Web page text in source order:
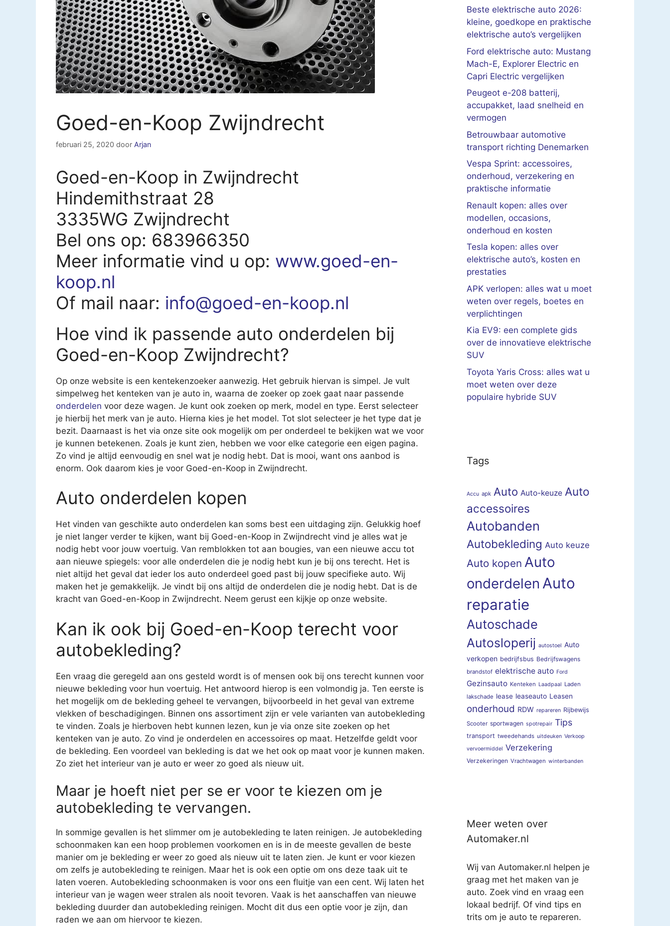
Goed-en-Koop Zwijndrecht
februari 25, 2020 door Arjan
Goed-en-Koop in Zwijndrecht
Hindemithstraat 28
3335WG Zwijndrecht
Bel ons op: 683966350
Meer informatie vind u op: www.goed-en-
koop.nl
Of mail naar: info@goed-en-koop.nl
Hoe vind ik passende auto onderdelen bij
Goed-en-Koop Zwijndrecht?
Op onze website is een kentekenzoeker aanwezig. Het gebruik hiervan is simpel. Je vult
simpelweg het kenteken van je auto in, waarna de zoeker op zoek gaat naar passende
onderdelen voor deze wagen. Je kunt ook zoeken op merk, model en type. Eerst selecteer
je hierbij het merk van je auto. Hierna kies je het model. Tot slot selecteer je het type dat je
bezit. Daarnaast is het via onze site ook mogelijk om per onderdeel te bekijken wat we voor
je kunnen betekenen. Zoals je kunt zien, hebben we voor elke categorie een eigen pagina.
Zo vind je altijd eenvoudig en snel wat je nodig hebt. Dat is mooi, want ons aanbod is
enorm. Ook daarom kies je voor Goed-en-Koop in Zwijndrecht.
Auto onderdelen kopen
Het vinden van geschikte auto onderdelen kan soms best een uitdaging zijn. Gelukkig hoef
je niet langer verder te kijken, want bij Goed-en-Koop in Zwijndrecht vind je alles wat je
nodig hebt voor jouw voertuig. Van remblokken tot aan bougies, van een nieuwe accu tot
aan nieuwe spiegels: voor alle onderdelen die je nodig hebt kun je bij ons terecht. Het is
niet altijd het geval dat ieder los auto onderdeel goed past bij jouw specifieke auto. Wij
maken het je gemakkelijk. Je vindt bij ons altijd de onderdelen die je nodig hebt. Dat is de
kracht van Goed-en-Koop in Zwijndrecht. Neem gerust een kijkje op onze website.
Kan ik ook bij Goed-en-Koop terecht voor
autobekleding?
Een vraag die geregeld aan ons gesteld wordt is of mensen ook bij ons terecht kunnen voor
nieuwe bekleding voor hun voertuig. Het antwoord hierop is een volmondig ja. Ten eerste is
het mogelijk om de bekleding geheel te vervangen, bijvoorbeeld in het geval van extreme
vlekken of beschadigingen. Binnen ons assortiment zijn er vele varianten van autobekleding
te vinden. Zoals je hierboven hebt kunnen lezen, kun je via onze site zoeken op het
kenteken van je auto. Zo vind je onderdelen en accessoires op maat. Hetzelfde geldt voor
de bekleding. Een voordeel van bekleding is dat we het ook op maat voor je kunnen maken.
Zo ziet het interieur van je auto er weer zo goed als nieuw uit.
Maar je hoeft niet per se er voor te kiezen om je
autobekleding te vervangen.
In sommige gevallen is het slimmer om je autobekleding te laten reinigen. Je autobekleding
schoonmaken kan een hoop problemen voorkomen en is in de meeste gevallen de beste
manier om je bekleding er weer zo goed als nieuw uit te laten zien. Je kunt er voor kiezen
om zelfs je autobekleding te reinigen. Maar het is ook een optie om ons deze taak uit te
laten voeren. Autobekleding schoonmaken is voor ons een fluitje van een cent. Wij laten het
interieur van je wagen weer stralen als nooit tevoren. Vaak is het aanschaffen van nieuwe
bekleding duurder dan autobekleding reinigen. Mocht dit dus een optie voor je zijn, dan
raden we aan om hiervoor te kiezen.
Beste elektrische auto 2026:
kleine, goedkope en praktische
elektrische auto’s vergelijken
Ford elektrische auto: Mustang
Mach-E, Explorer Electric en
Capri Electric vergelijken
Peugeot e-208 batterij,
accupakket, laad snelheid en
vermogen
Betrouwbaar automotive
transport richting Denemarken
Vespa Sprint: accessoires,
onderhoud, verzekering en
praktische informatie
Renault kopen: alles over
modellen, occasions,
onderhoud en kosten
Tesla kopen: alles over
elektrische auto’s, kosten en
prestaties
APK verlopen: alles wat u moet
weten over regels, boetes en
verplichtingen
Kia EV9: een complete gids
over de innovatieve elektrische
SUV
Toyota Yaris Cross: alles wat u
moet weten over deze
populaire hybride SUV
Tags
Accu apk Auto Auto-keuze Auto
accessoires
Autobanden
Autobekleding Auto keuze
Auto kopen Auto
onderdelen Auto
reparatie
Autoschade
Autosloperij autostoel Auto
verkopen bedrijfsbus Bedrijfswagens
brandstof elektrische auto Ford
Gezinsauto Kenteken Laadpaal Laden
lakschade lease leaseauto Leasen
onderhoud RDW repareren Rijbewijs
Scooter sportwagen spotrepair Tips
transport tweedehands uitdeuken Verkoop
vervoermiddel Verzekering
Verzekeringen Vrachtwagen winterbanden
Meer weten over
Automaker.nl
Wij van Automaker.nl helpen je
graag met het maken van je
auto. Zoek vind en vraag een
lokaal bedrijf. Of vind tips en
trits om je auto te repareren.